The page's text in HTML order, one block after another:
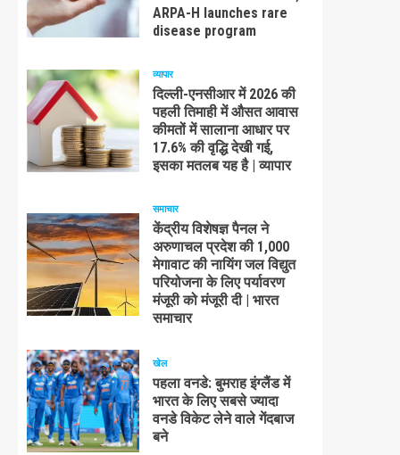
ARPA-H launches rare
disease program
व्यापार
दिल्ली-एनसीआर में 2026 की
पहली तिमाही में औसत आवास
कीमतों में सालाना आधार पर
17.6% की वृद्धि देखी गई,
इसका मतलब यह है | व्यापार
समाचार
केंद्रीय विशेषज्ञ पैनल ने
अरुणाचल प्रदेश की 1,000
मेगावाट की नायिंग जल विद्युत
परियोजना के लिए पर्यावरण
मंजूरी को मंजूरी दी | भारत
समाचार
खेल
पहला वनडे: बुमराह इंग्लैंड में
भारत के लिए सबसे ज्यादा
वनडे विकेट लेने वाले गेंदबाज
बने